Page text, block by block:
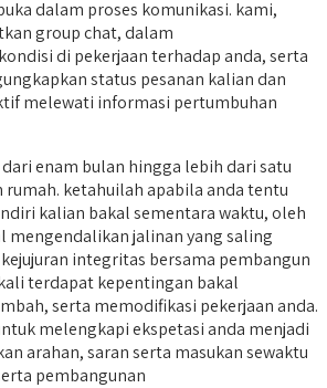
dalam proses komunikasi. kami,
group chat, dalam
di pekerjaan terhadap anda, serta
status pesanan kalian dan
melewati informasi pertumbuhan
enam bulan hingga lebih dari satu
ketahuilah apabila anda tentu
kalian bakal sementara waktu, oleh
mengendalikan jalinan yang saling
integritas bersama pembangun
terdapat kepentingan bakal
serta memodifikasi pekerjaan anda.
melengkapi ekspetasi anda menjadi
arahan, saran serta masukan sewaktu
pembangunan